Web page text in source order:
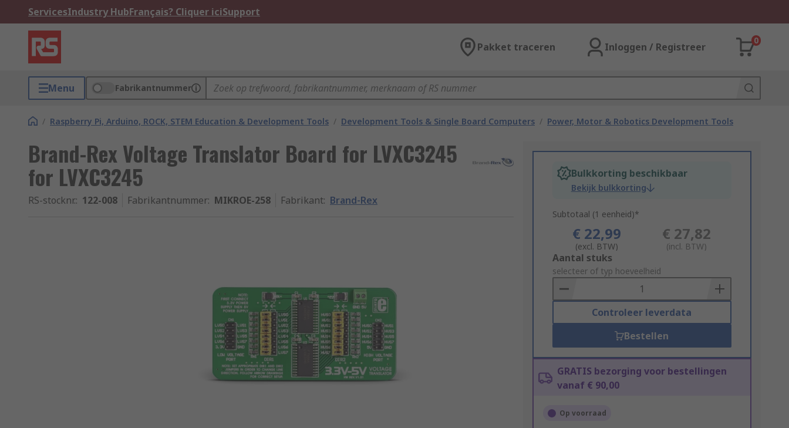
ServicesIndustry HubFrançais? Cliquer iciSupport
Pakket traceren Inloggen / Registreer
0
Menu Fabrikantnummer
/ Raspberry Pi, Arduino, ROCK, STEM Education & Development Tools / Development Tools & Single Board Computers / Power, Motor & Robotics Development Tools
Brand-Rex Voltage Translator Board for LVXC3245
for LVXC3245
RS-stocknr.: 122-008 Fabrikantnummer: MIKROE-258 Fabrikant: Brand-Rex
Bulkkorting beschikbaar
Bekijk bulkkorting
Subtotaal (1 eenheid)*
€ 22,99
(excl. BTW)
€ 27,82
(incl. BTW)
Add
to
Basket
Aantal stuks
selecteer of typ hoeveelheid
Controleer leverdata
Bestellen
GRATIS bezorging voor bestellingen
vanaf € 90,00
Op voorraad